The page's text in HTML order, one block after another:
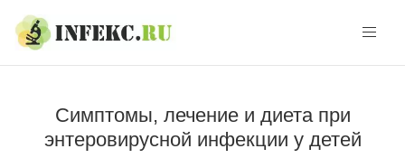
navigation
content
Симптомы, лечение и диета при
энтеровирусной инфекции у детей